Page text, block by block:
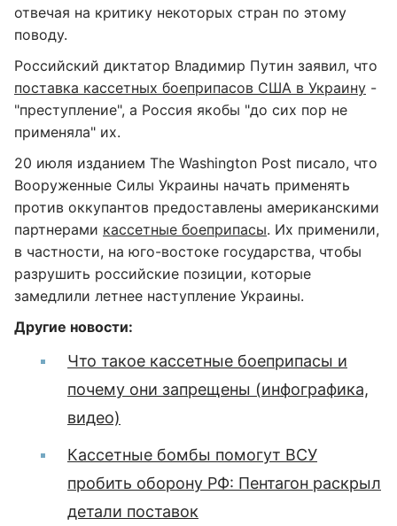
отвечая на критику некоторых стран по этому
поводу.
Российский диктатор Владимир Путин заявил, что
поставка кассетных боеприпасов США в Украину -
"преступление", а Россия якобы "до сих пор не
применяла" их.
20 июля изданием The Washington Post писало, что
Вооруженные Силы Украины начать применять
против оккупантов предоставлены американскими
партнерами кассетные боеприпасы. Их применили,
в частности, на юго-востоке государства, чтобы
разрушить российские позиции, которые
замедлили летнее наступление Украины.
Другие новости:
Что такое кассетные боеприпасы и
почему они запрещены (инфографика,
видео)
Кассетные бомбы помогут ВСУ
пробить оборону РФ: Пентагон раскрыл
детали поставок